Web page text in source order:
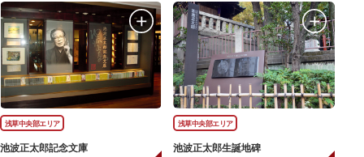
浅草中央部エリア
池波正太郎記念文庫
浅草中央部エリア
池波正太郎生誕地碑